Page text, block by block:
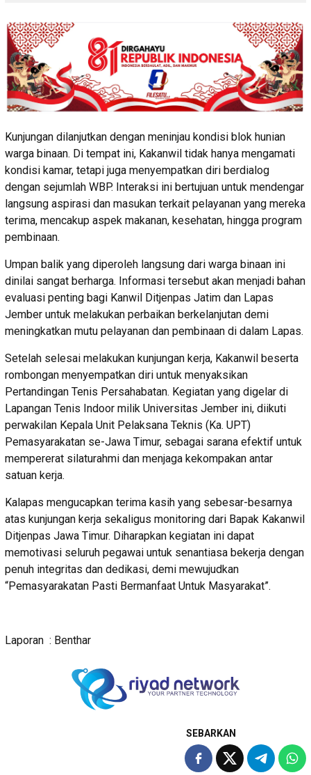
Kunjungan dilanjutkan dengan meninjau kondisi blok hunian
warga binaan. Di tempat ini, Kakanwil tidak hanya mengamati
kondisi kamar, tetapi juga menyempatkan diri berdialog
dengan sejumlah WBP. Interaksi ini bertujuan untuk mendengar
langsung aspirasi dan masukan terkait pelayanan yang mereka
terima, mencakup aspek makanan, kesehatan, hingga program
pembinaan.
Umpan balik yang diperoleh langsung dari warga binaan ini
dinilai sangat berharga. Informasi tersebut akan menjadi bahan
evaluasi penting bagi Kanwil Ditjenpas Jatim dan Lapas
Jember untuk melakukan perbaikan berkelanjutan demi
meningkatkan mutu pelayanan dan pembinaan di dalam Lapas.
Setelah selesai melakukan kunjungan kerja, Kakanwil beserta
rombongan menyempatkan diri untuk menyaksikan
Pertandingan Tenis Persahabatan. Kegiatan yang digelar di
Lapangan Tenis Indoor milik Universitas Jember ini, diikuti
perwakilan Kepala Unit Pelaksana Teknis (Ka. UPT)
Pemasyarakatan se-Jawa Timur, sebagai sarana efektif untuk
mempererat silaturahmi dan menjaga kekompakan antar
satuan kerja.
Kalapas mengucapkan terima kasih yang sebesar-besarnya
atas kunjungan kerja sekaligus monitoring dari Bapak Kakanwil
Ditjenpas Jawa Timur. Diharapkan kegiatan ini dapat
memotivasi seluruh pegawai untuk senantiasa bekerja dengan
penuh integritas dan dedikasi, demi mewujudkan
“Pemasyarakatan Pasti Bermanfaat Untuk Masyarakat”.
Laporan : Benthar
SEBARKAN